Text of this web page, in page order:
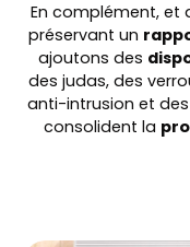
En complément, et
préservant un
ajoutons des
des judas, des
anti-intrusion et
consolident la